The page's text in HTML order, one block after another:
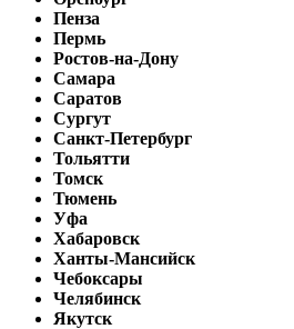
Пенза
Пермь
Ростов-на-Дону
Самара
Саратов
Сургут
Санкт-Петербург
Тольятти
Томск
Тюмень
Уфа
Хабаровск
Ханты-Мансийск
Чебоксары
Челябинск
Якутск